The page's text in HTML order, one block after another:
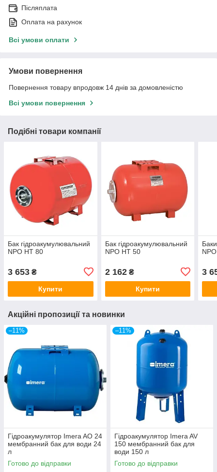
Післяплата
Оплата на рахунок
Всі умови оплати
Умови повернення
Повернення товару впродовж 14 днів за домовленістю
Всі умови повернення
Подібні товари компанії
Бак гідроакумулювальний
NPO HT 80
3 653 ₴
Купити
Бак гідроакумулювальний
NPO HT 50
2 162₴
Купити
3
Акційні пропозиції та новинки
–11%
Гідроакумулятор Imera AO 24
мембранний бак для води 24
л
Готово до відправки
–11%
Гідроакумулятор Imera AV
150 мембранний бак для
води 150 л
Готово до відправки